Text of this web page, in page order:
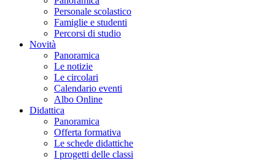
Personale scolastico
Famiglie e studenti
Percorsi di studio
Novità
Panoramica
Le notizie
Le circolari
Calendario eventi
Albo Online
Didattica
Panoramica
Offerta formativa
Le schede didattiche
I progetti delle classi